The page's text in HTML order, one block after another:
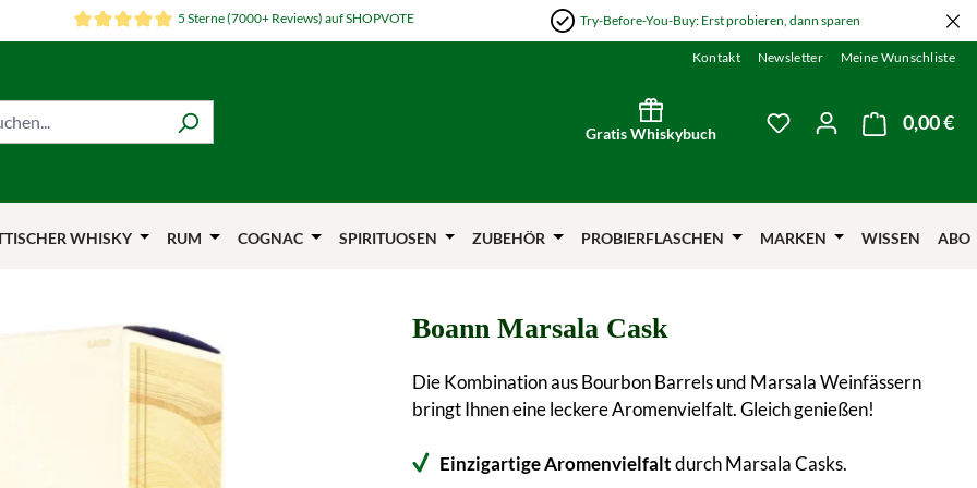
5 Sterne (7000+ Reviews) auf SHOPVOTE Try-Before-You-Buy: Erst probieren, dann sparen
Kontakt Newsletter Meine Wunschliste
Gratis Whiskybuch
Du hast 0 Produkte
0,00 €
WHISKY RUM COGNAC SPIRITUOSEN ZUBEHÖR PROBIERFLASCHEN MARKEN WISSEN ABO
Boann Marsala Cask
Die Kombination aus Bourbon Barrels und Marsala Weinfässern
bringt Ihnen eine leckere Aromenvielfalt. Gleich genießen!
Einzigartige Aromenvielfaltdurch Marsala Casks.